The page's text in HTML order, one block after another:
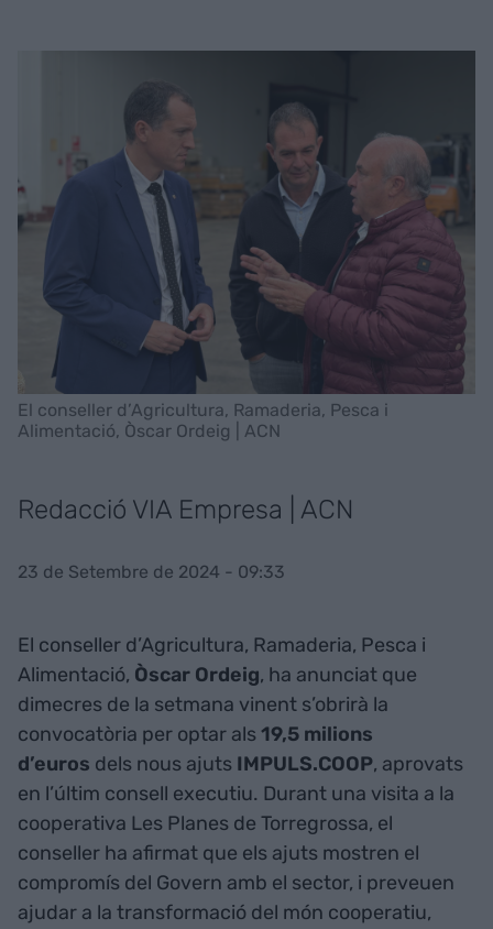
El conseller d’Agricultura, Ramaderia, Pesca i
Alimentació, Òscar Ordeig | ACN
Redacció VIA Empresa | ACN
23 de Setembre de 2024 - 09:33
El conseller d’Agricultura, Ramaderia, Pesca i
Alimentació, Òscar Ordeig, ha anunciat que
dimecres de la setmana vinent s’obrirà la
convocatòria per optar als19,5 milions
d’euros dels nous ajuts IMPULS.COOP, aprovats
en l’últim consell executiu. Durant una visita a la
cooperativa Les Planes de Torregrossa, el
conseller ha afirmat que els ajuts mostren el
compromís del Govern amb el sector, i preveuen
ajudar a la transformació del món cooperatiu,